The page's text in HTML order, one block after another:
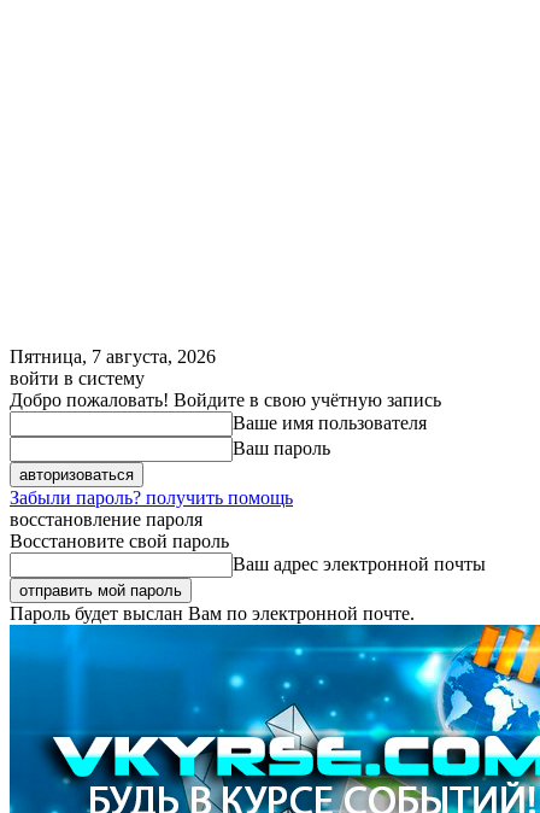
Пятница, 7 августа, 2026
войти в систему
Добро пожаловать! Войдите в свою учётную запись
Ваше имя пользователя
Ваш пароль
Забыли пароль? получить помощь
восстановление пароля
Восстановите свой пароль
Ваш адрес электронной почты
Пароль будет выслан Вам по электронной почте.